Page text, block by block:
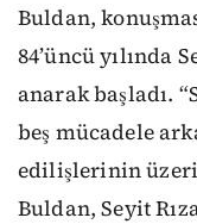
Buldan,
84’üncü yılında
anarak başladı.
beş mücadele
edilişlerinin
Buldan, Seyit